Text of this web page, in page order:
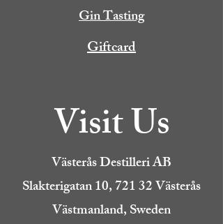
Gin Tasting
Giftcard
Visit Us
Västerås Destilleri AB
Slakterigatan 10, 721 32 Västerås
Västmanland, Sweden